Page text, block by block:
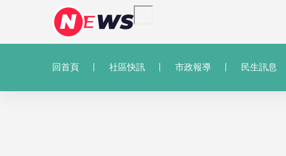
回首頁 社區快訊 市政報導 民生訊息